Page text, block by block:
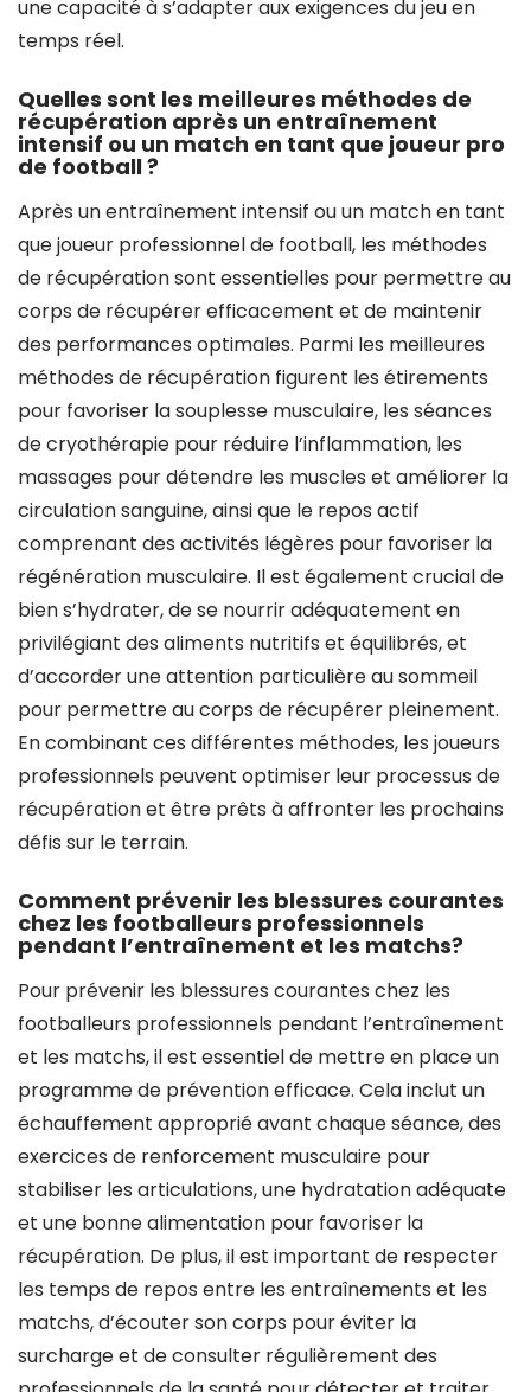
une capacité à s’adapter aux exigences du jeu en
temps réel.
Quelles sont les meilleures méthodes de
récupération après un entraînement
intensif ou un match en tant que joueur pro
de football ?
Après un entraînement intensif ou un match en tant
que joueur professionnel de football, les méthodes
de récupération sont essentielles pour permettre au
corps de récupérer efficacement et de maintenir
des performances optimales. Parmi les meilleures
méthodes de récupération figurent les étirements
pour favoriser la souplesse musculaire, les séances
de cryothérapie pour réduire l’inflammation, les
massages pour détendre les muscles et améliorer la
circulation sanguine, ainsi que le repos actif
comprenant des activités légères pour favoriser la
régénération musculaire. Il est également crucial de
bien s’hydrater, de se nourrir adéquatement en
privilégiant des aliments nutritifs et équilibrés, et
d’accorder une attention particulière au sommeil
pour permettre au corps de récupérer pleinement.
En combinant ces différentes méthodes, les joueurs
professionnels peuvent optimiser leur processus de
récupération et être prêts à affronter les prochains
défis sur le terrain.
Comment prévenir les blessures courantes
chez les footballeurs professionnels
pendant l’entraînement et les matchs?
Pour prévenir les blessures courantes chez les
footballeurs professionnels pendant l’entraînement
et les matchs, il est essentiel de mettre en place un
programme de prévention efficace. Cela inclut un
échauffement approprié avant chaque séance, des
exercices de renforcement musculaire pour
stabiliser les articulations, une hydratation adéquate
et une bonne alimentation pour favoriser la
récupération. De plus, il est important de respecter
les temps de repos entre les entraînements et les
matchs, d’écouter son corps pour éviter la
surcharge et de consulter régulièrement des